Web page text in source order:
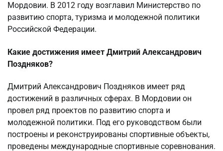
Мордовии. В 2012 году возглавил Министерство по
развитию спорта, туризма и молодежной политики
Российской Федерации.
Какие достижения имеет Дмитрий Александрович
Поздняков?
Дмитрий Александрович Поздняков имеет ряд
достижений в различных сферах. В Мордовии он
провел ряд проектов по развитию спорта и
молодежной политики. Под его руководством были
построены и реконструированы спортивные объекты,
проведены международные спортивные соревнования.